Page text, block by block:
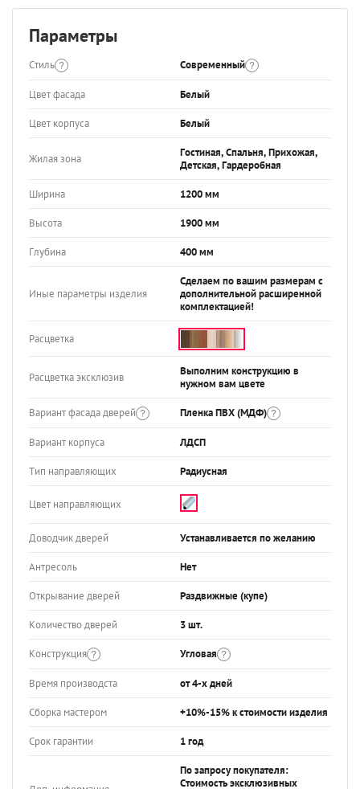
Параметры
Стиль Современный
Цвет фасада Белый
Цвет корпуса Белый
Жилая зона
Гостиная, Спальня, Прихожая,
Детская, Гардеробная
Ширина 1200 мм
Высота 1900 мм
Глубина 400 мм
Иные параметры изделия
Сделаем по вашим размерам с
дополнительной расширенной
комплектацией!
Расцветка
Расцветка эксклюзив
Выполним конструкцию в
нужном вам цвете
Вариант фасада дверей Пленка ПВХ (МДФ)
Вариант корпуса ЛДСП
Тип направляющих Радиусная
Цвет направляющих
Доводчик дверей Устанавливается по желанию
Антресоль Нет
Открывание дверей Раздвижные (купе)
Количество дверей 3 шт.
Конструкция Угловая
Время производста от 4-х дней
Сборка мастером +10%-15% к стоимости изделия
Срок гарантии 1 год
По запросу покупателя:
Стоимость эксклюзивных